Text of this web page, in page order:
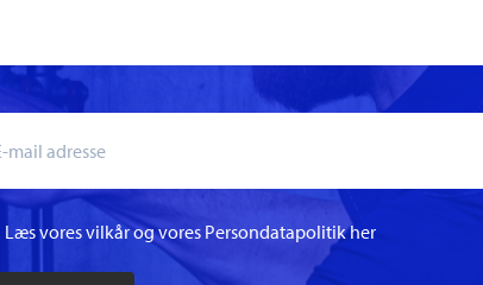
Læs vores vilkår og vores Persondatapolitik her